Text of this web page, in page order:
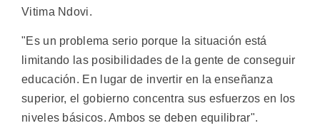
Vitima Ndovi.
"Es un problema serio porque la situación está
limitando las posibilidades de la gente de conseguir
educación. En lugar de invertir en la enseñanza
superior, el gobierno concentra sus esfuerzos en los
niveles básicos. Ambos se deben equilibrar".